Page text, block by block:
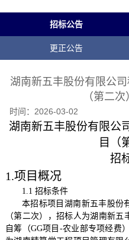
招标公告
更正公告
湖南新五丰股份有限公
（第二
时间： 2026-03-02
湖南新五丰股份有限公
目（
招
1.项目概况
1.1 招标条件
本招标项目湖南新五丰股份
（第二次），招标人为湖南新
自筹（GG项目-农业部专项经费